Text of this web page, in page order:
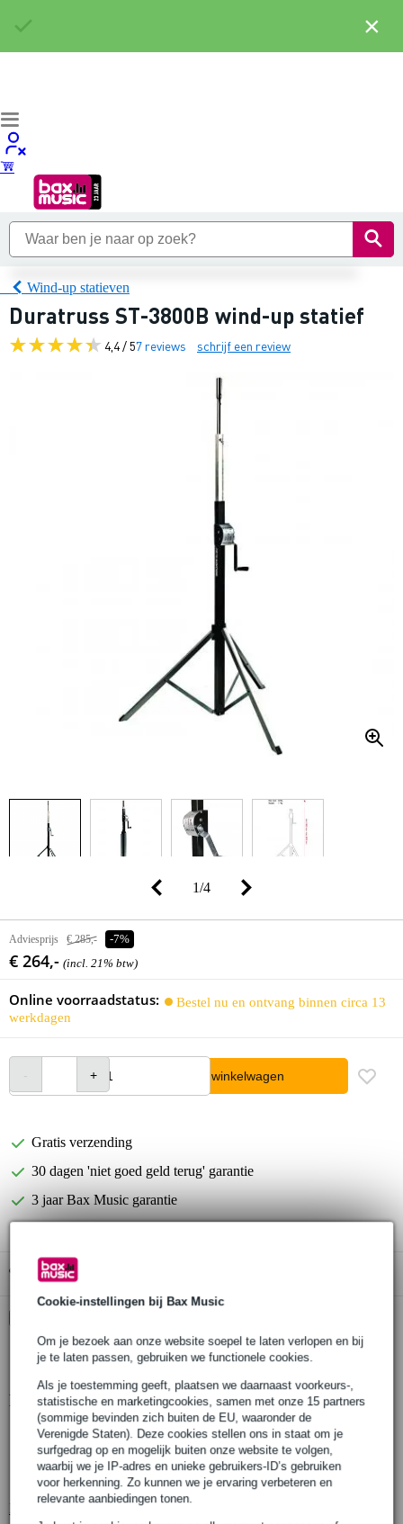
Cookie-instellingen bij Bax Music
Om je bezoek aan onze website soepel te laten verlopen en bij
je te laten passen, gebruiken we functionele cookies.
Als je toestemming geeft, plaatsen we daarnaast voorkeurs-,
statistische en marketingcookies, samen met onze 15 partners
(sommige bevinden zich buiten de EU, waaronder de
Verenigde Staten). Deze cookies stellen ons in staat om je
surfgedrag op en mogelijk buiten onze website te volgen,
waarbij we je IP-adres en unieke gebruikers-ID’s gebruiken
voor herkenning. Zo kunnen we je ervaring verbeteren en
relevante aanbiedingen tonen.
Wind-up statieven
Duratruss ST-3800B wind-up statief
4,4 / 57 reviews schrijf een review
1/4
Adviesprijs € 285,- -7%
€ 264,- (incl. 21% btw)
Online voorraadstatus:
Bestel nu en ontvang binnen circa 13
werkdagen
In winkelwagen
Gratis verzending
30 dagen 'niet goed geld terug' garantie
3 jaar Bax Music garantie
Gratis ophalen in de winkel
€ 13,20 eenmalig
Productinformatie
Duratruss ST-3800B
wind-up statief
robuuste aluminium constructie
Bekijk alle productspecificaties
×